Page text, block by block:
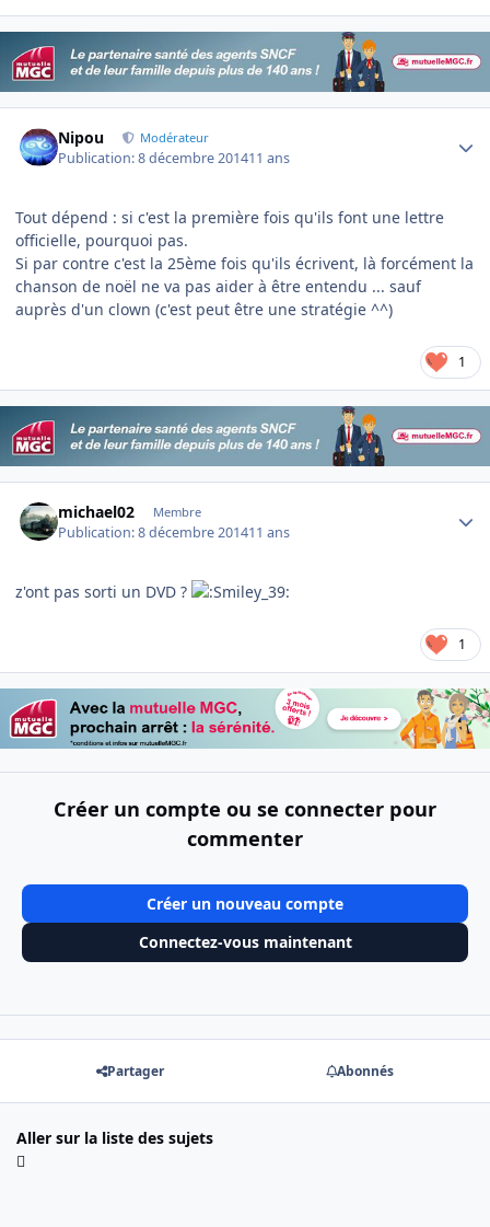
Nipou Modérateur
Publication:8 décembre 201411 ans
Tout dépend : si c'est la première fois qu'ils font une lettre
officielle, pourquoi pas.
Si par contre c'est la 25ème fois qu'ils écrivent, là forcément la
chanson de noël ne va pas aider à être entendu ... sauf
auprès d'un clown (c'est peut être une stratégie ^^)
1
michael02 Membre
Publication:8 décembre 201411 ans
z'ont pas sorti un DVD ?
1
Créer un compte ou se connecter pour
commenter
Créer un nouveau compte
Connectez-vous maintenant
Partager Abonnés
Aller sur la liste des sujets